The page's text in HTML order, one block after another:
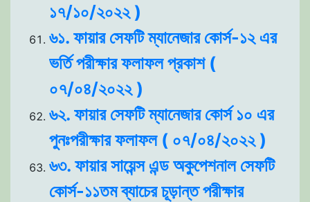
১৭/১০/২০২২ )
৬১. ফায়ার সেফটি ম্যানেজার কোর্স-১২ এর
ভর্তি পরীক্ষার ফলাফল প্রকাশ (
০৭/০৪/২০২২ )
৬২. ফায়ার সেফটি ম্যানেজার কোর্স ১০ এর
পুনঃপরীক্ষার ফলাফল ( ০৭/০৪/২০২২ )
৬৩. ফায়ার সায়েন্স এন্ড অকুপেশনাল সেফটি
কোর্স-১১তম ব্যাচের চূড়ান্ত পরীক্ষার